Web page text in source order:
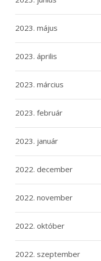
2023. május
2023. április
2023. március
2023. február
2023. január
2022. december
2022. november
2022. október
2022. szeptember